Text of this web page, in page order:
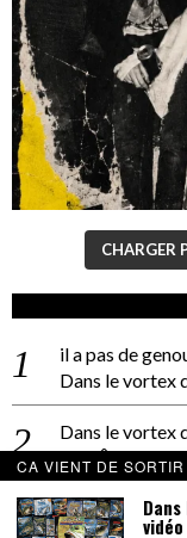
CHARGER
il a pas de
Dans le vortex
Dans le vortex
PACÔME
La séance
La Patrie dans
CA VIENT DE SORTIR